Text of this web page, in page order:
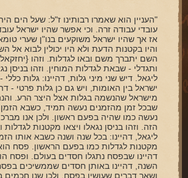
"העניין הוא שאמרו רבותינו ז"ל: שעל הים
עובדי עבודה זרה. וכי אפשר שהיו ישראל
אז אך שהיו ישראל משוקעים בנו"ן שערי
והיו בקטנות הדעת ולא היו יכולין לבוא אל
השם יתברך משם ובאו לגדלות. וזהו {יחזקאל
ותגדלי - שבאת לגדלות המוחין. וזהו בניסן
ליגאל. דיש שני מיני גלות, דהיינו: גלות כללי
ישראל בין האומות, ויש גם כן גלות פרטי -
מישראל שהנשמה בגלות אצל היצר הרע.
שבכל זמן מהזמנים נעשה תמיד, כשבא
נעשה כמו שהיה בפעם ראשון. ולכן אנו
הזה. וזהו בניסן נגאלו ויצאו מקטנות לגדלות
ליגאל, דהיינו: בכל שנה ושנה כשבא אותו
מקטנות לגדלות כמו בפעם הראשון. פסח
דהיינו שבפסח נתגלו חסדים בעולם. ופסח
השנה, דהיינו באותן חסדים שממשיכים
ושאר דברים שעושין בפסח. ולכן שנו